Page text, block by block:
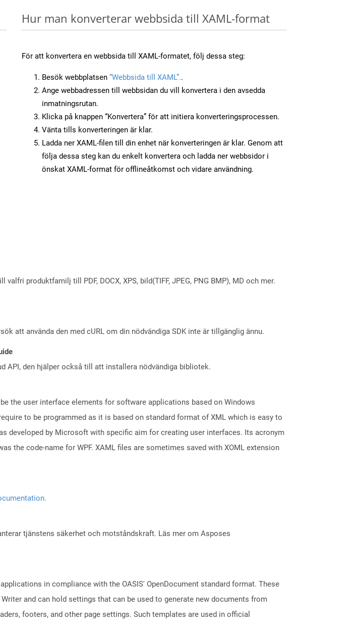
Hur man konverterar webbsida till XAML-format
För att konvertera en webbsida till XAML-formatet, följ dessa steg:
Besök webbplatsen “Webbsida till XAML”..
Ange webbadressen till webbsidan du vill konvertera i den avsedda
inmatningsrutan.
Klicka på knappen “Konvertera” för att initiera konverteringsprocessen.
Vänta tills konverteringen är klar.
Ladda ner XAML-filen till din enhet när konverteringen är klar. Genom att
följa dessa steg kan du enkelt konvertera och ladda ner webbsidor i
önskat XAML-format för offlineåtkomst och vidare användning.
produktfamilj till PDF, DOCX, XPS, bild(TIFF, JPEG, PNG BMP), MD och mer.
att använda den med cURL om din nödvändiga SDK inte är tillgänglig ännu.
API, den hjälper också till att installera nödvändiga bibliotek.
the user interface elements for software applications based on Windows
to be programmed as it is based on standard format of XML which is easy to
developed by Microsoft with specific aim for creating user interfaces. Its acronym
the code-name for WPF. XAML files are sometimes saved with XOML extension
.
tjänstens säkerhet och motståndskraft. Läs mer om Asposes
in compliance with the OASIS' OpenDocument standard format. These
and can hold settings that can be used to generate new documents from
footers, and other page settings. Such templates are used in official